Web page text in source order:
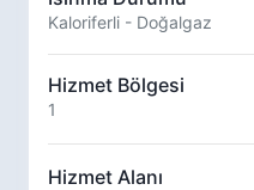
Kaloriferli - Doğalgaz
Hizmet Bölgesi
1
Hizmet Alanı